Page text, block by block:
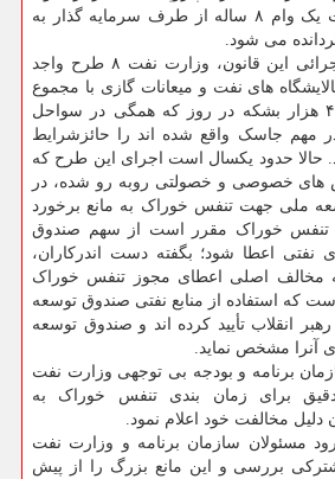
سپس این هزینه بصورت یک وام ۸ ساله از طرف سرمایه گذار به
می شود.
پس از ابلاغ بخشنامه اجرائی این قانون، وزارت نفت ۸ طرح واجد
های نفت و میعانات گازی با مجموع
ظرفیت ۱ میلیون و ۴۶۰ هزار بشکه در روز که همگی در سواحل
مهم جاسک واقع شده اند را حائزشرایط
حالا حدود یکسال است اجرای این طرح که
های خصوصی و خصولتی روبه رو شده، در
ملی جهت تنفس خوراک به مانع برخورد
تنفس خوراک مقرر است از سهم صندوق
نفتی اعطا شود؛ بگفته دست اندرکاران،
مخالف اصلی اعطای مجوز تنفس خوراک
که استفاده از منابع نفتی صندوق توسعه
انقلاب تأیید کرده اند و صندوق توسعه
آنرا مشخص نماید.
برنامه و بودجه بی توجهی وزارت نفت
برای زمان بندی تنفس خوراک به
دلیل مخالفت خود اعلام نمود.
مسئولان سازمان برنامه و وزارت نفت
بررسی و این مانع بزرگ را از پیش